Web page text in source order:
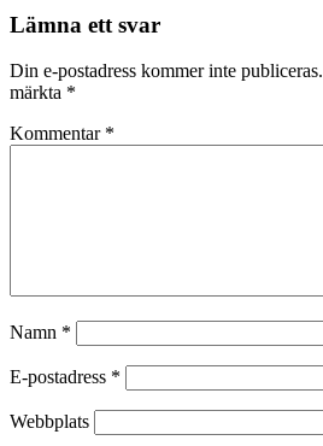
Lämna ett svar
Din e-postadress kommer inte publiceras.
märkta *
Kommentar *
Namn *
E-postadress *
Webbplats